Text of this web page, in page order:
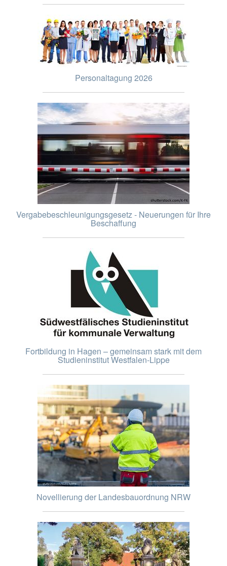
Personaltagung 2026
Vergabebeschleunigungsgesetz - Neuerungen für Ihre
Beschaffung
Fortbildung in Hagen – gemeinsam stark mit dem
Studieninstitut Westfalen-Lippe
Novellierung der Landesbauordnung NRW